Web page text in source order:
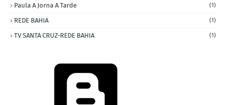
Paula A Jorna A Tarde (1)
REDE BAHIA (1)
TV SANTA CRUZ-REDE BAHIA (1)